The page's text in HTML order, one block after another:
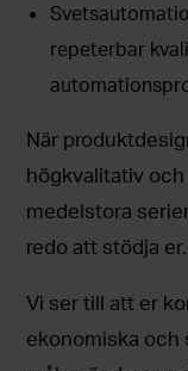
repeterbar
När
högkvalitativ
medelstora
redo att stödja er.
Vi ser till att er
ekonomiska och